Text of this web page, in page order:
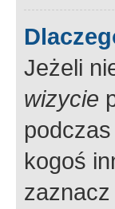
Jeżeli
wizycie
kogoś